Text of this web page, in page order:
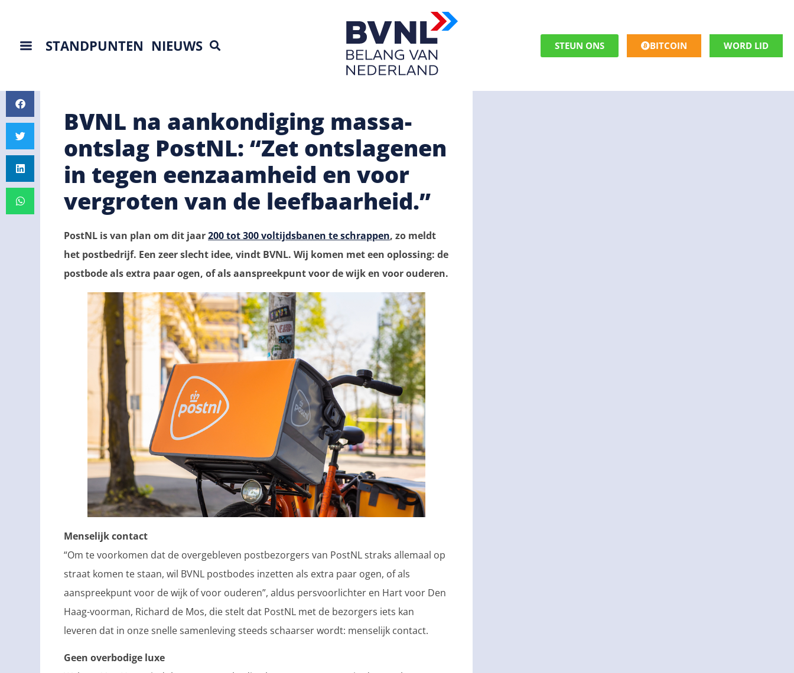
STANDPUNTEN NIEUWS STEUN ONS BITCOIN WORD LID
BVNL na aankondiging massa-
ontslag PostNL: “Zet ontslagenen
in tegen eenzaamheid en voor
vergroten van de leefbaarheid.”
PostNL is van plan om dit jaar200 tot 300 voltijdsbanen te schrappen, zo meldt
het postbedrijf. Een zeer slecht idee, vindt BVNL. Wij komen met een oplossing: de
postbode als extra paar ogen, of als aanspreekpunt voor de wijk en voor ouderen.
Menselijk contact
“Om te voorkomen dat de overgebleven postbezorgers van PostNL straks allemaal op
straat komen te staan, wil BVNL postbodes inzetten als extra paar ogen, of als
aanspreekpunt voor de wijk of voor ouderen”, aldus persvoorlichter en Hart voor Den
Haag-voorman, Richard de Mos, die stelt dat PostNL met de bezorgers iets kan
leveren dat in onze snelle samenleving steeds schaarser wordt: menselijk contact.
Geen overbodige luxe